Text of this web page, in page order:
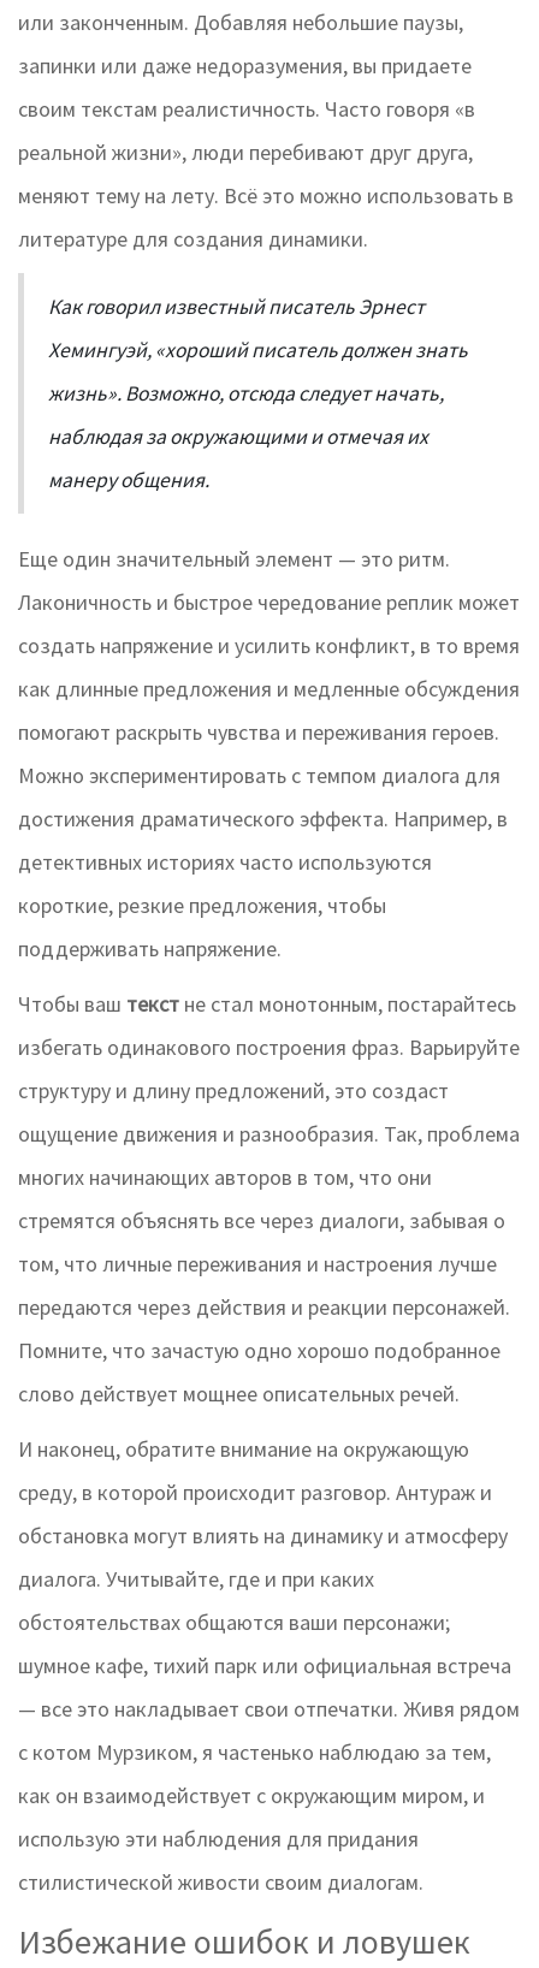
или законченным. Добавляя небольшие паузы,
запинки или даже недоразумения, вы придаете
своим текстам реалистичность. Часто говоря «в
реальной жизни», люди перебивают друг друга,
меняют тему на лету. Всё это можно использовать в
литературе для создания динамики.
Как говорил известный писатель Эрнест
Хемингуэй, «хороший писатель должен знать
жизнь». Возможно, отсюда следует начать,
наблюдая за окружающими и отмечая их
манеру общения.
Еще один значительный элемент — это ритм.
Лаконичность и быстрое чередование реплик может
создать напряжение и усилить конфликт, в то время
как длинные предложения и медленные обсуждения
помогают раскрыть чувства и переживания героев.
Можно экспериментировать с темпом диалога для
достижения драматического эффекта. Например, в
детективных историях часто используются
короткие, резкие предложения, чтобы
поддерживать напряжение.
Чтобы ваш текст не стал монотонным, постарайтесь
избегать одинакового построения фраз. Варьируйте
структуру и длину предложений, это создаст
ощущение движения и разнообразия. Так, проблема
многих начинающих авторов в том, что они
стремятся объяснять все через диалоги, забывая о
том, что личные переживания и настроения лучше
передаются через действия и реакции персонажей.
Помните, что зачастую одно хорошо подобранное
слово действует мощнее описательных речей.
И наконец, обратите внимание на окружающую
среду, в которой происходит разговор. Антураж и
обстановка могут влиять на динамику и атмосферу
диалога. Учитывайте, где и при каких
обстоятельствах общаются ваши персонажи;
шумное кафе, тихий парк или официальная встреча
— все это накладывает свои отпечатки. Живя рядом
с котом Мурзиком, я частенько наблюдаю за тем,
как он взаимодействует с окружающим миром, и
использую эти наблюдения для придания
стилистической живости своим диалогам.
Избежание ошибок и ловушек